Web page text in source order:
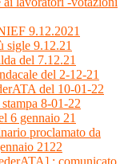
9.12.2021
sigle 9.12.21
del 7.12.21
del 2-12-21
del 10-01-22
8-01-22
6 gennaio 21
proclamato da
2122